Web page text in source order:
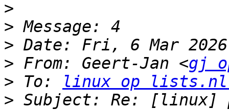
>
>
>
> From: Geert-Jan <gj
> To:
linux op
> Subject: Re: [linux]